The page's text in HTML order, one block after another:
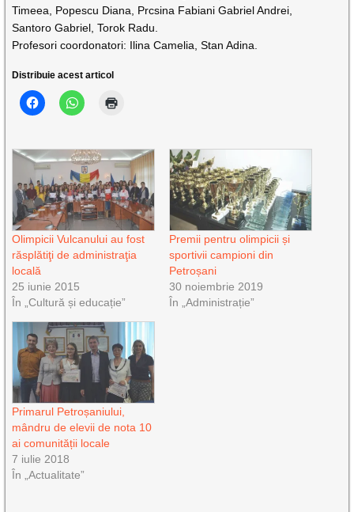
Timeea, Popescu Diana, Prcsina Fabiani Gabriel Andrei,
Santoro Gabriel, Torok Radu.
Profesori coordonatori: Ilina Camelia, Stan Adina.
Distribuie acest articol
Olimpicii Vulcanului au fost
răsplătiţi de administraţia
locală
25 iunie 2015
În „Cultură și educație”
Premii pentru olimpicii și
sportivii campioni din
Petroșani
30 noiembrie 2019
În „Administrație”
Primarul Petroșaniului,
mândru de elevii de nota 10
ai comunității locale
7 iulie 2018
În „Actualitate”